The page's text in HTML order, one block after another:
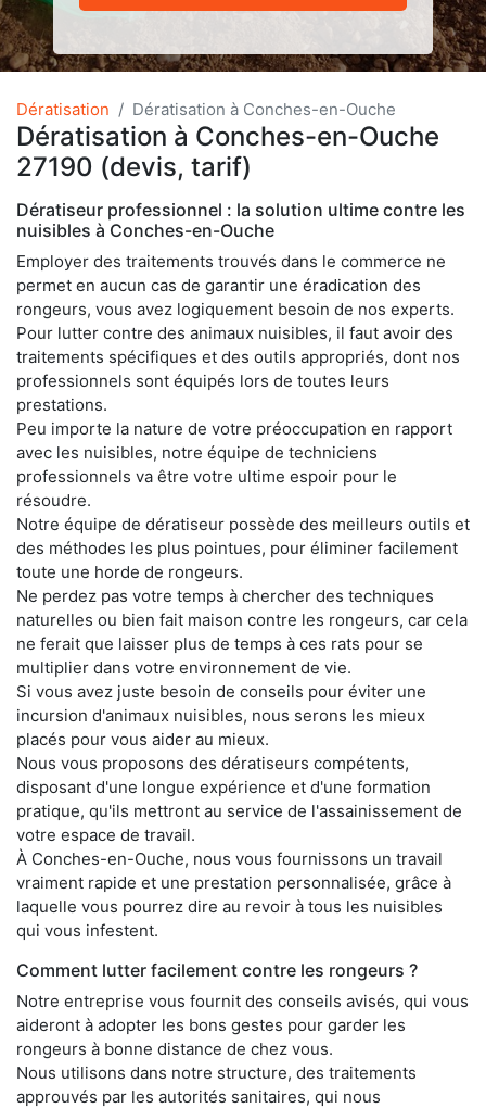
Dératisation Dératisation à Conches-en-Ouche
Dératisation à Conches-en-Ouche
27190 (devis, tarif)
Dératiseur professionnel : la solution ultime contre les
nuisibles à Conches-en-Ouche
Employer des traitements trouvés dans le commerce ne
permet en aucun cas de garantir une éradication des
rongeurs, vous avez logiquement besoin de nos experts.
Pour lutter contre des animaux nuisibles, il faut avoir des
traitements spécifiques et des outils appropriés, dont nos
professionnels sont équipés lors de toutes leurs
prestations.
Peu importe la nature de votre préoccupation en rapport
avec les nuisibles, notre équipe de techniciens
professionnels va être votre ultime espoir pour le
résoudre.
Notre équipe de dératiseur possède des meilleurs outils et
des méthodes les plus pointues, pour éliminer facilement
toute une horde de rongeurs.
Ne perdez pas votre temps à chercher des techniques
naturelles ou bien fait maison contre les rongeurs, car cela
ne ferait que laisser plus de temps à ces rats pour se
multiplier dans votre environnement de vie.
Si vous avez juste besoin de conseils pour éviter une
incursion d'animaux nuisibles, nous serons les mieux
placés pour vous aider au mieux.
Nous vous proposons des dératiseurs compétents,
disposant d'une longue expérience et d'une formation
pratique, qu'ils mettront au service de l'assainissement de
votre espace de travail.
À Conches-en-Ouche, nous vous fournissons un travail
vraiment rapide et une prestation personnalisée, grâce à
laquelle vous pourrez dire au revoir à tous les nuisibles
qui vous infestent.
Comment lutter facilement contre les rongeurs ?
Notre entreprise vous fournit des conseils avisés, qui vous
aideront à adopter les bons gestes pour garder les
rongeurs à bonne distance de chez vous.
Nous utilisons dans notre structure, des traitements
approuvés par les autorités sanitaires, qui nous